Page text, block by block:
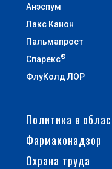
Анэспум
Лакс Канон
Пальмапрост
Спарекс®
ФлуКолд ЛОР
Политика в
Фармаконадзор
Охрана труда